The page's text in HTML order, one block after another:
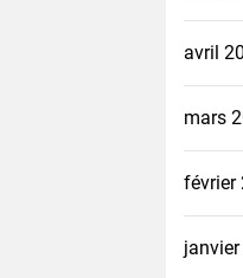
avril
mars
février